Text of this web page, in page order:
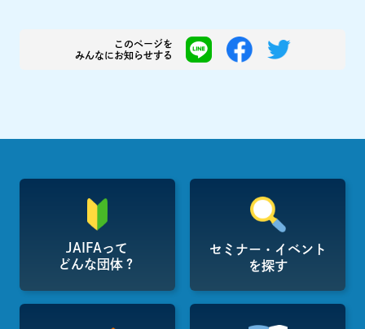
このページを
みんなにお知らせする
JAIFAって
どんな団体？
セミナー・イベント
を探す